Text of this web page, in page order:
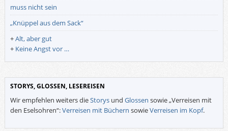
muss nicht sein
„Knüppel aus dem Sack“
+Alt, aber gut
+ Keine Angst vor …
STORYS, GLOSSEN, LESEREISEN
Wir empfehlen weiters dieStorysund Glossen sowie „Verreisen mit
den Eselsohren“:Verreisen mit Büchern sowieVerreisen im Kopf.